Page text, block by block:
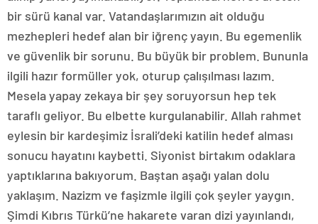
bir sürü kanal var. Vatandaşlarımızın ait olduğu
mezhepleri hedef alan bir iğrenç yayın. Bu egemenlik
ve güvenlik bir sorunu. Bu büyük bir problem. Bununla
ilgili hazır formüller yok, oturup çalışılması lazım.
Mesela yapay zekaya bir şey soruyorsun hep tek
taraflı geliyor. Bu elbette kurgulanabilir. Allah rahmet
eylesin bir kardeşimiz İsrali’deki katilin hedef alması
sonucu hayatını kaybetti. Siyonist birtakım odaklara
yaptıklarına bakıyorum. Baştan aşağı yalan dolu
yaklaşım. Nazizm ve faşizmle ilgili çok şeyler yaygın.
Şimdi Kıbrıs Türkü’ne hakarete varan dizi yayınlandı,